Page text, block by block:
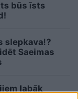
būs īsts
slepkava!?
Saeimas
labāk